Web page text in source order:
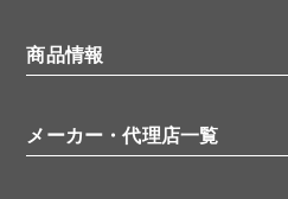
ELISA/ELISpot検索
品番検索
無料サンプル
ウェビナー （オンラインセミナー）
学会・展示スケジュール
商品情報
抗体
メーカー・代理店一覧